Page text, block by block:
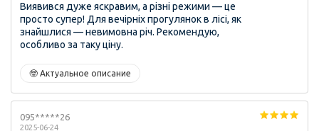
Виявився дуже яскравим, а різні режими — це
просто супер! Для вечірніх прогулянок в лісі, як
знайшлися — невимовна річ. Рекомендую,
особливо за таку ціну.
🤓 Актуальное описание
095*****26
2025-06-24